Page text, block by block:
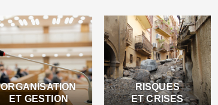
ORGANISATION
ET GESTION
RISQUES
ET CRISES